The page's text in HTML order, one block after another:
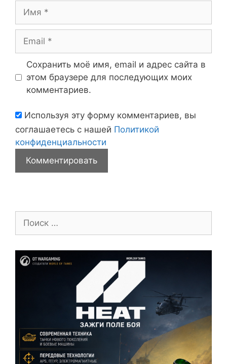
Сохранить моё имя, email и адрес сайта в
этом браузере для последующих моих
комментариев.
Используя эту форму комментариев, вы
соглашаетесь с нашей Политикой
конфиденциальности